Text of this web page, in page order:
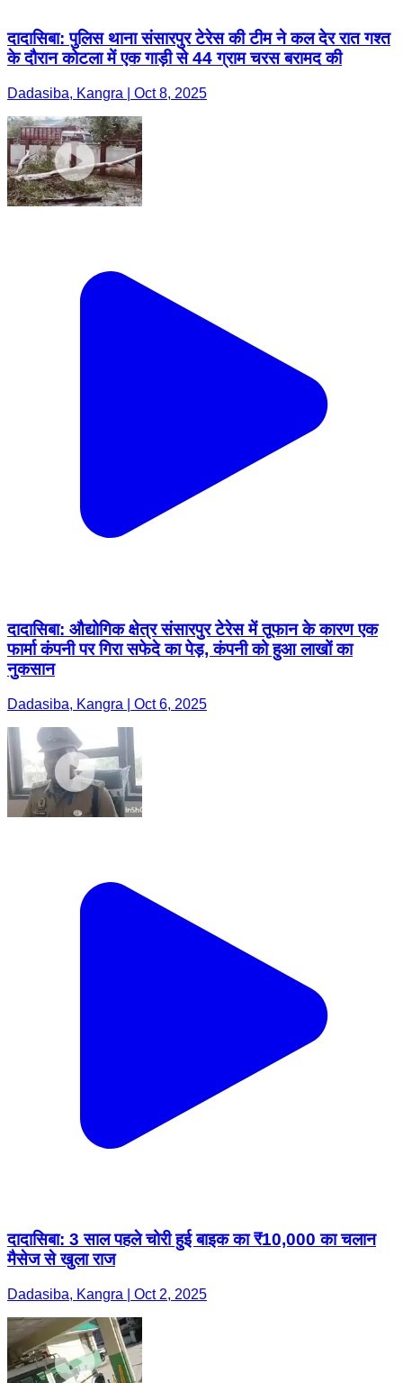
दादासिबा: पुलिस थाना संसारपुर टेरेस की टीम ने कल देर रात गश्त
के दौरान कोटला में एक गाड़ी से 44 ग्राम चरस बरामद की
Dadasiba, Kangra | Oct 8, 2025
दादासिबा: औद्योगिक क्षेत्र संसारपुर टेरेस में तूफान के कारण एक
फार्मा कंपनी पर गिरा सफेदे का पेड़, कंपनी को हुआ लाखों का
नुकसान
Dadasiba, Kangra | Oct 6, 2025
दादासिबा: 3 साल पहले चोरी हुई बाइक का ₹10,000 का चलान
मैसेज से खुला राज
Dadasiba, Kangra | Oct 2, 2025